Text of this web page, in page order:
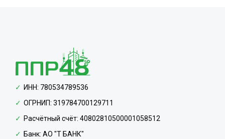
ИНН: 780534789536
ОГРНИП: 319784700129711
Расчётный счёт: 40802810500001058512
Банк: АО "Т БАНК"